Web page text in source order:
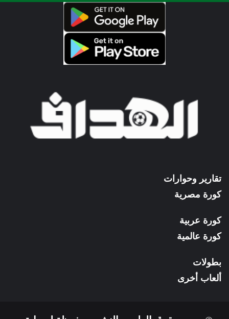
تقارير وحوارات
كورة مصرية
كورة عربية
كورة عالمية
بطولات
ألعاب أخرى